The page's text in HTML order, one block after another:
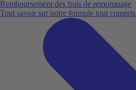
Remboursement des frais de remorquage
Tout savoir sur notre formule tout compris